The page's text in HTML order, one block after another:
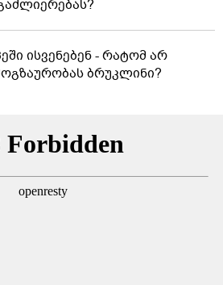
ისვენებენ - რატომ არ
ბრუკლინი?